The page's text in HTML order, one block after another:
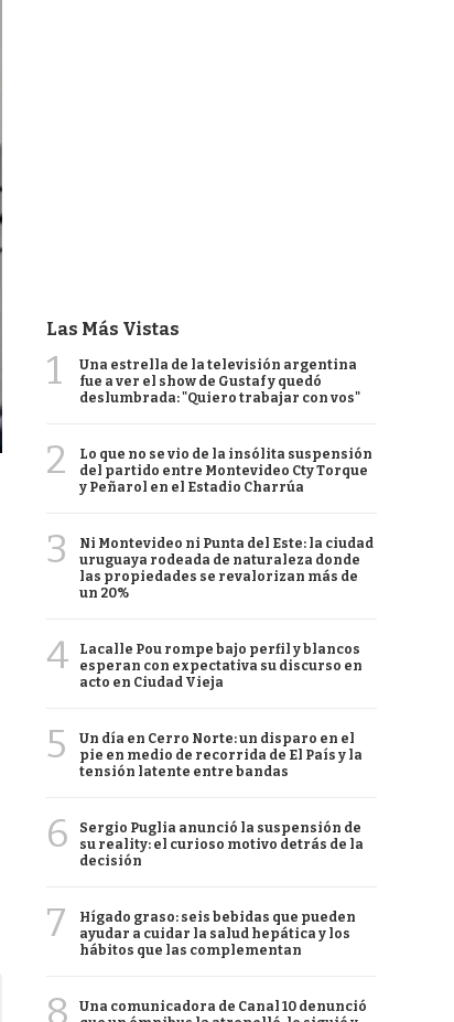
Las Más Vistas
1
Una estrella de la televisión argentina
fue a ver el show de Gustaf y quedó
deslumbrada: "Quiero trabajar con vos"
2
Lo que no se vio de la insólita suspensión
del partido entre Montevideo Cty Torque
y Peñarol en el Estadio Charrúa
3
Ni Montevideo ni Punta del Este: la ciudad
uruguaya rodeada de naturaleza donde
las propiedades se revalorizan más de
un 20%
4
Lacalle Pou rompe bajo perfil y blancos
esperan con expectativa su discurso en
acto en Ciudad Vieja
5
Un día en Cerro Norte: un disparo en el
pie en medio de recorrida de El País y la
tensión latente entre bandas
6
Sergio Puglia anunció la suspensión de
su reality: el curioso motivo detrás de la
decisión
7
Hígado graso: seis bebidas que pueden
ayudar a cuidar la salud hepática y los
hábitos que las complementan
8
Una comunicadora de Canal 10 denunció